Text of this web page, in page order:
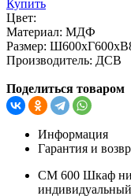
Купить
Цвет:
Материал: МДФ
Размер:
Производитель: ДСВ
Поделиться товаром
Информация
Гарантия и
СМ 600 Шкаф